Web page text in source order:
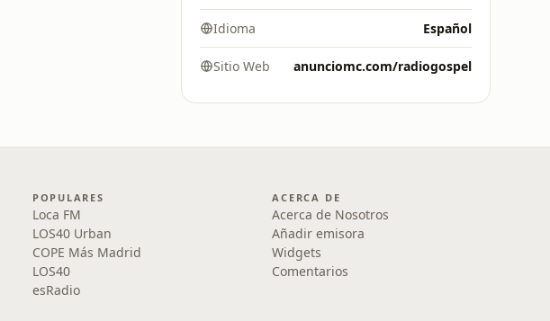
Idioma Español
Sitio Web anunciomc.com/radiogospel
POPULARES
Loca FM
LOS40 Urban
COPE Más Madrid
LOS40
esRadio
ACERCA DE
Acerca de Nosotros
Añadir emisora
Widgets
Comentarios